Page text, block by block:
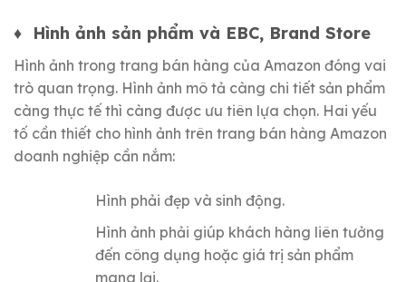
♦ Hình ảnh sản phẩm và EBC, Brand Store
Hình ảnh trong trang bán hàng của Amazon đóng vai
trò quan trọng. Hình ảnh mô tả càng chi tiết sản phẩm
càng thực tế thì càng được ưu tiên lựa chọn. Hai yếu
tố cần thiết cho hình ảnh trên trang bán hàng Amazon
doanh nghiệp cần nắm:
Hình phải đẹp và sinh động.
Hình ảnh phải giúp khách hàng liên tưởng
đến công dụng hoặc giá trị sản phẩm
mang lại.